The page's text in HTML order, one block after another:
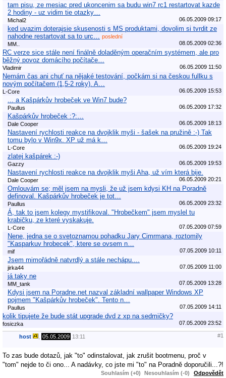
tam pisu, ze mesiac pred ukoncenim sa budu win7 rc1 restartovat kazde
2 hodiny - uz vidim tie otazky…
Michal2 06.05.2009 09:17
ked uvazim doterajsie skusenosti s MS produktami, dovolim si tvrdit ze
nahodne restartovat sa to urc…
poslední
MM..
08.05.2009 02:36
RC verze sice stále není finálně doladěným operačním systémem, ale pro
běžný povoz domácího počítače…
Vladimir 06.05.2009 11:50
Nemám čas ani chuť na nějaké testování, počkám si na českou fullku s
novým počítačem (1,5-2 roky). A…
L-Core 06.05.2009 15:53
... a Kašpárkův hrobeček ve Win7 bude?
Paullus 06.05.2009 17:32
Kašpárkův hrobeček :?:…
Dale Cooper 06.05.2009 18:13
Nastavení rychlosti reakce na dvojklik myši - šašek na pružině :-) Tak
tomu bylo v Win9x. XP už má k…
L-Core 06.05.2009 19:24
zlatej kašpárek :-)
Gazzy 06.05.2009 19:53
Nastavení rychlosti reakce na dvojklik myši Aha, už vím která bije.
Dale Cooper 06.05.2009 20:21
Omlouvám se; měl jsem na mysli, že už jsem kdysi KH na Poradně
definoval. Kašpárkův hrobeček je tot…
Paullus 06.05.2009 23:32
Á, tak to jsem kolegy mystifikoval. "Hrobečkem" jsem myslel tu
krabičku, ze které vyskakuje.
L-Core 07.05.2009 07:59
Nene, jedna se o svetoznamou pohadku Jary Cimrmana, roztomily
"Kasparkuv hrobecek", ktere se ovsem n…
mif 07.05.2009 10:11
Jsem mimořádně natvrdlý a stále nechápu....
jirka44 07.05.2009 11:00
já taky ne
MM_tank 07.05.2009 13:28
Kdysi jsem na Poradne.net nazval základní wallpaper Windows XP
pojmem "Kašpárkův hrobeček". Tento n…
Paullus 07.05.2009 14:11
kolik tipujete že bude stát upgrade dvd z xp na sedmičky?
fosiczka 07.05.2009 23:52
host 05.05.2009 13:11 #1
To zas bude dotazů, jak "to" odinstalovat, jak zrušit bootmenu, proč v
"tom" nejde to či ono... A nadávky, co jste mi "to" na Poradně doporučili...?!
Souhlasím (+0) Nesouhlasím (-0) Odpovědět